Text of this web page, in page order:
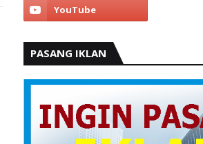
PASANG IKLAN